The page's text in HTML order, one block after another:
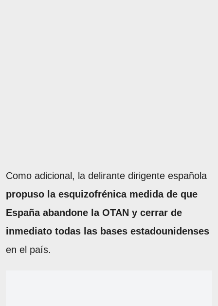
Como adicional, la delirante dirigente española
propuso la esquizofrénica medida de que
España abandone la OTAN y cerrar de
inmediato todas las bases estadounidenses
en el país.